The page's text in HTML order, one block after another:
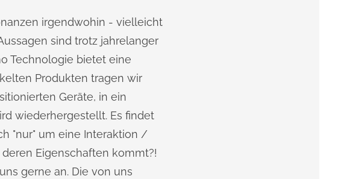
irgendwohin - vielleicht
sind trotz jahrelanger
Technologie bietet eine
Produkten tragen wir
Geräte, in ein
wiederhergestellt. Es findet
"nur" um eine Interaktion /
Eigenschaften kommt?!
gerne an. Die von uns